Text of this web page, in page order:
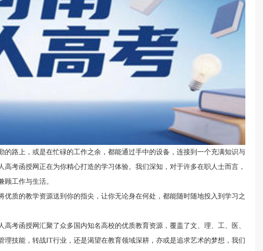
路上，或是在忙碌的工作之余，都能通过手中的设备，连接到一个充满知识与
高考函授网正在为你精心打造的学习体验。我们深知，对于许多在职人士而言，
顾工作与生活。
优质的教学资源送到你的指尖，让你无论身在何处，都能随时随地投入到学习之
考函授网汇聚了众多国内知名高校的优质教育资源，覆盖了文、理、工、医、
技能，转战IT行业，还是渴望在教育领域深耕，亦或是追求艺术的梦想，我们